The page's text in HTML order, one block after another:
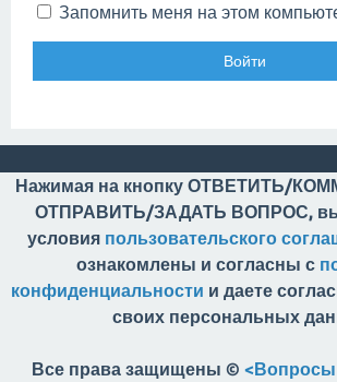
Запомнить меня на этом
Нажимая на кнопку ОТВЕТИТЬ/
ОТПРАВИТЬ/ЗАДАТЬ ВОПРОС, вы
условия пользовательского
ознакомлены и согласны с
конфиденциальности и даете
своих персональных
Все права защищены © <Вопросы